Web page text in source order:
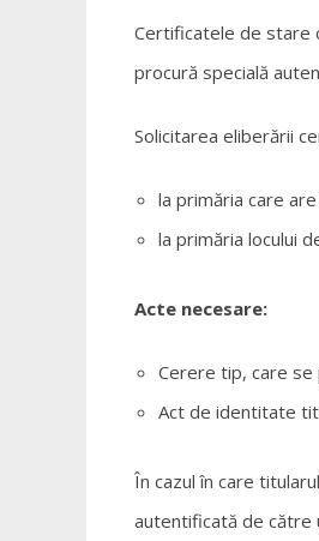
Certificatele de stare
procură specială
Solicitarea eliberării
la primăria care
la primăria locului
Acte necesare:
Cerere tip, care se
Act de identitate
În cazul în care
autentificată de către